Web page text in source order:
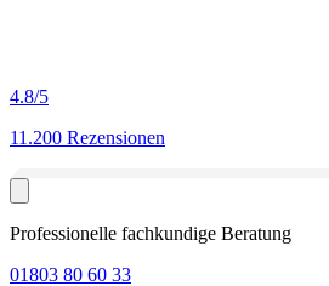
4.8/5
11.200 Rezensionen
Professionelle fachkundige Beratung
01803 80 60 33